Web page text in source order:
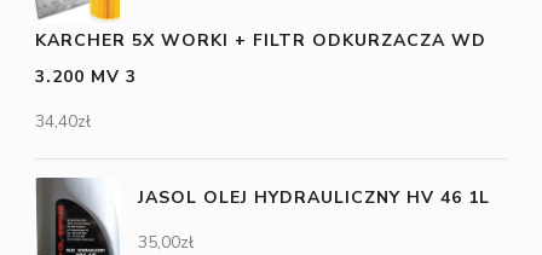
KARCHER 5X WORKI + FILTR ODKURZACZA WD
3.200 MV 3
34,40zł
JASOL OLEJ HYDRAULICZNY HV 46 1L
35,00zł